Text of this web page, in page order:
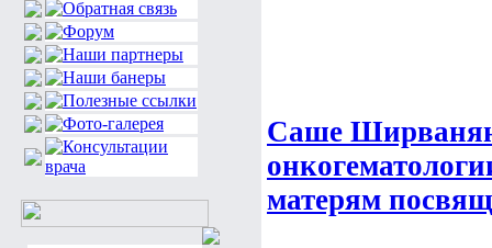
Саше
матерям